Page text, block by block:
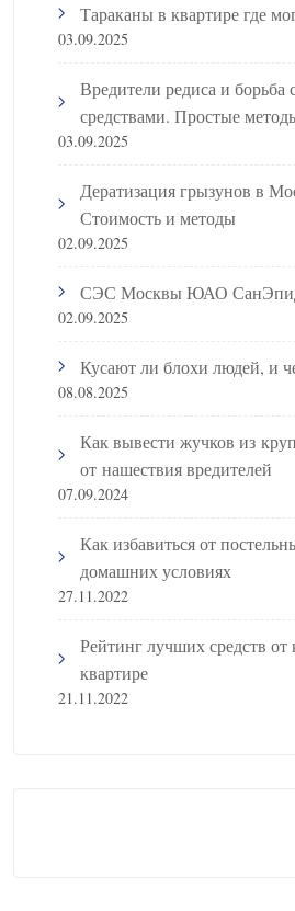
Тараканы в квартире где
03.09.2025
Вредители редиса и
средствами. Простые
03.09.2025
Дератизация грызунов в
Стоимость и методы
02.09.2025
СЭС Москвы ЮАО
02.09.2025
Кусают ли блохи людей, и
08.08.2025
Как вывести жучков из
от нашествия вредителей
07.09.2024
Как избавиться от
домашних условиях
27.11.2022
Рейтинг лучших средств от
квартире
21.11.2022